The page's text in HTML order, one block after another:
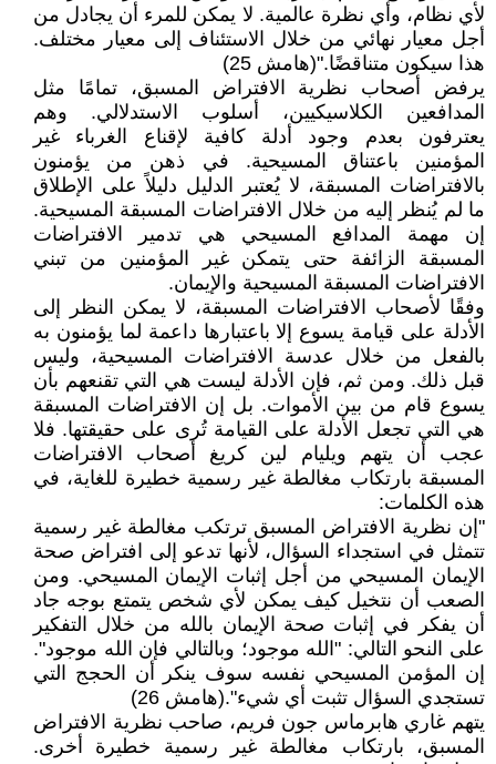
لأي نظام، وأي نظرة عالمية. لا يمكن للمرء أن يجادل من
أجل معيار نهائي من خلال الاستئناف إلى معيار مختلف.
هذا سيكون متناقضًا."(هامش 25)
يرفض أصحاب نظرية الافتراض المسبق، تمامًا مثل
المدافعين الكلاسيكيين، أسلوب الاستدلالي. وهم
يعترفون بعدم وجود أدلة كافية لإقناع الغرباء غير
المؤمنين باعتناق المسيحية. في ذهن من يؤمنون
بالافتراضات المسبقة، لا يُعتبر الدليل دليلاً على الإطلاق
ما لم يُنظر إليه من خلال الافتراضات المسبقة المسيحية.
إن مهمة المدافع المسيحي هي تدمير الافتراضات
المسبقة الزائفة حتى يتمكن غير المؤمنين من تبني
الافتراضات المسبقة المسيحية والإيمان.
وفقًا لأصحاب الافتراضات المسبقة، لا يمكن النظر إلى
الأدلة على قيامة يسوع إلا باعتبارها داعمة لما يؤمنون به
بالفعل من خلال عدسة الافتراضات المسيحية، وليس
قبل ذلك. ومن ثم، فإن الأدلة ليست هي التي تقنعهم بأن
يسوع قام من بين الأموات. بل إن الافتراضات المسبقة
هي التي تجعل الأدلة على القيامة تُرى على حقيقتها. فلا
عجب أن يتهم ويليام لين كريغ أصحاب الافتراضات
المسبقة بارتكاب مغالطة غير رسمية خطيرة للغاية، في
هذه الكلمات:
"إن نظرية الافتراض المسبق ترتكب مغالطة غير رسمية
تتمثل في استجداء السؤال، لأنها تدعو إلى افتراض صحة
الإيمان المسيحي من أجل إثبات الإيمان المسيحي. ومن
الصعب أن نتخيل كيف يمكن لأي شخص يتمتع بوجه جاد
أن يفكر في إثبات صحة الإيمان بالله من خلال التفكير
على النحو التالي: "الله موجود؛ وبالتالي فإن الله موجود".
إن المؤمن المسيحي نفسه سوف ينكر أن الحجج التي
تستجدي السؤال تثبت أي شيء".(هامش 26)
يتهم غاري هابرماس جون فريم، صاحب نظرية الافتراض
المسبق، بارتكاب مغالطة غير رسمية خطيرة أخرى.